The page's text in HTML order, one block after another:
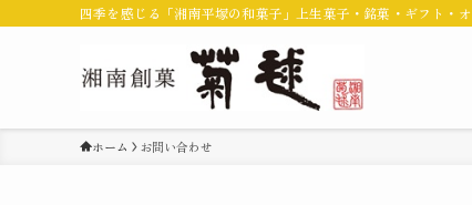
四季を感じる「湘南平塚の和菓子」上生菓子・銘菓・ギフト・
ホーム お問い合わせ